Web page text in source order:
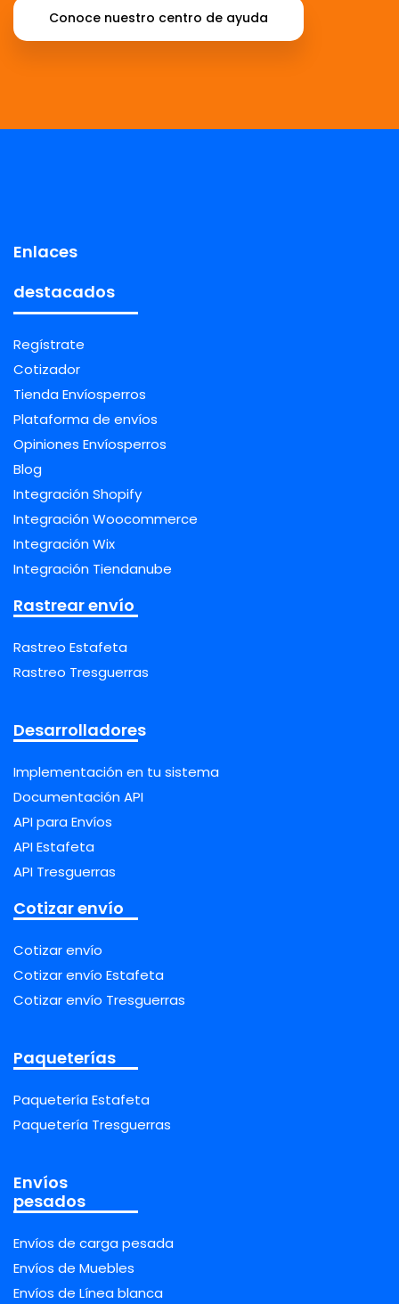
Conoce nuestro centro de ayuda
Enlaces
destacados
Regístrate
Cotizador
Tienda Envíosperros
Plataforma de envíos
Opiniones Envíosperros
Blog
Integración Shopify
Integración Woocommerce
Integración Wix
Integración Tiendanube
Rastrear envío
Rastreo Estafeta
Rastreo Tresguerras
Desarrolladores
Implementación en tu sistema
Documentación API
API para Envíos
API Estafeta
API Tresguerras
Cotizar envío
Cotizar envío
Cotizar envío Estafeta
Cotizar envío Tresguerras
Paqueterías
Paquetería Estafeta
Paquetería Tresguerras
Envíos
pesados
Envíos de carga pesada
Envíos de Muebles
Envíos de Línea blanca